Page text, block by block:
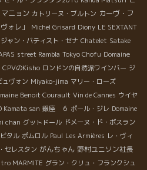
ニョン カトリーヌ・ブルトン カーヴ・フ
ォレ」 Michel Grisard Diony LE SEXTANT
ャン・バティスト・セナ Chatelet Satake
street Rambla Tokyo Chofu Domaine
CPVのKisho ロンドンの自然派ワインバー ジ
ュヴォン Miyako-jima マリー・ローズ
Benoit Courault Vin de Cannes ウイヤ
Kamata san 銀座 ６ ポール・ジレ Domaine
chan グットドール ドメーヌ・ド・ボスラン
タル ポムロル Paul Les Armières レ・ヴィ
セレスタン がんちゃん 野村ユニソン社長
MARMITE グラン・クリュ・フランクシュ